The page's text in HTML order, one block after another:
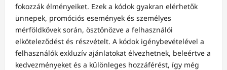
fokozzák élményeiket. Ezek a kódok gyakran elérhetők
ünnepek, promóciós események és személyes
mérföldkövek során, ösztönözve a felhasználói
elköteleződést és részvételt. A kódok igénybevételével a
felhasználók exkluzív ajánlatokat élvezhetnek, beleértve a
kedvezményeket és a különleges hozzáférést, így még